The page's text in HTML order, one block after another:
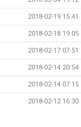
2018-02-19 15:41
2018-02-18 19:05
2018-02-17 07:51
2018-02-14 20:54
2018-02-14 07:15
2018-02-12 16:30